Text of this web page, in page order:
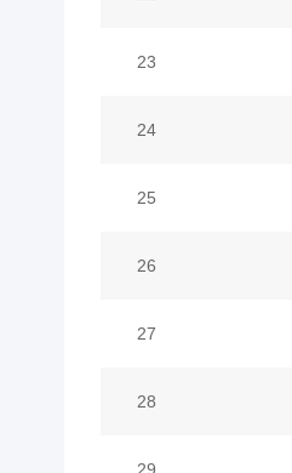
23
24
25
26
27
28